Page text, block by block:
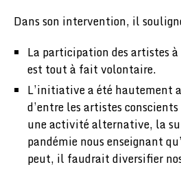
Dans son intervention, il
La participation des artistes à
est tout à fait volontaire.
L’initiative a été hautement
d’entre les artistes
une activité alternative, la
pandémie nous enseignant
peut, il faudrait diversifier